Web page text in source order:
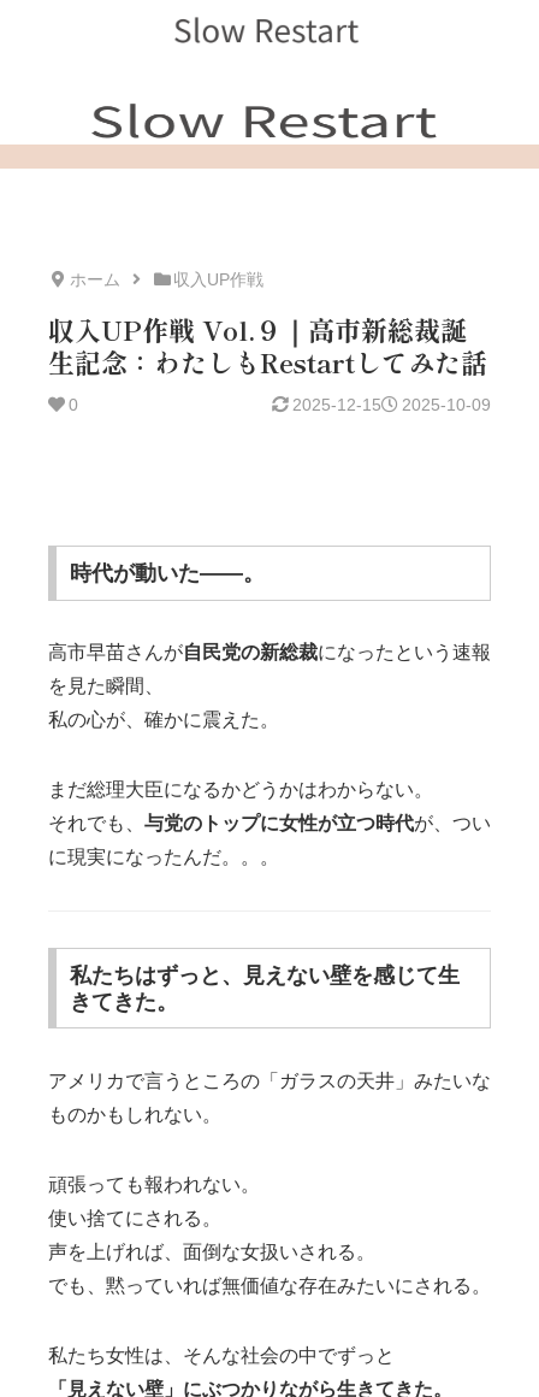
ホーム 収入UP作戦
収入UP作戦 Vol.９｜高市新総裁誕
生記念：わたしもRestartしてみた話
0 2025-10-09
2025-12-15
時代が動いた――。
高市早苗さんが自民党の新総裁になったという速報
を見た瞬間、
私の心が、確かに震えた。
まだ総理大臣になるかどうかはわからない。
それでも、 与党のトップに女性が立つ時代が、つい
に現実になったんだ。。。
私たちはずっと、見えない壁を感じて生
きてきた。
アメリカで言うところの「ガラスの天井」みたいな
ものかもしれない。
頑張っても報われない。
使い捨てにされる。
声を上げれば、面倒な女扱いされる。
でも、黙っていれば無価値な存在みたいにされる。
私たち女性は、そんな社会の中でずっと
「見えない壁」にぶつかりながら生きてきた。